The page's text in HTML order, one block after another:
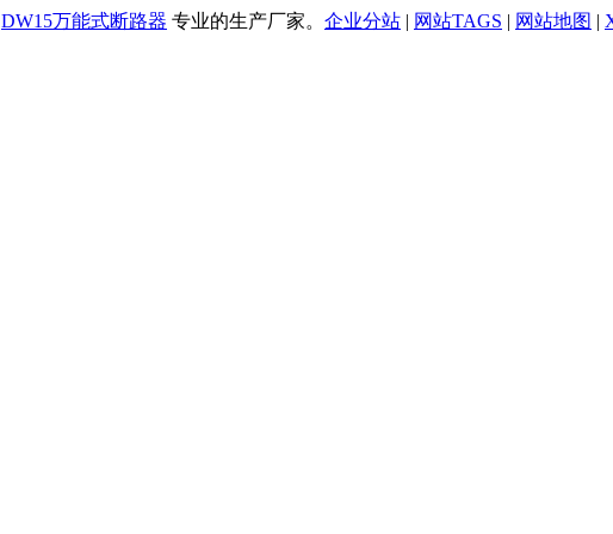
DW15万能式断路器 专业的生产厂家。 企业分站 | 网站TAGS | 网站地图 |